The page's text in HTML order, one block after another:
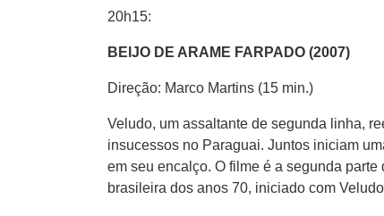
20h15:
BEIJO DE ARAME FARPADO (2007)
Direção: Marco Martins (15 min.)
Veludo, um assaltante de segunda linha,
insucessos no Paraguai. Juntos iniciam
em seu encalço. O filme é a segunda
brasileira dos anos 70, iniciado com